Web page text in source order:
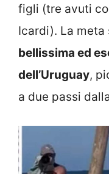
figli (tre avuti
Icardi). La
bellissima ed
dell’Uruguay,
a due passi